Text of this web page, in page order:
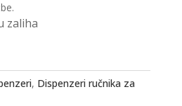
zaliha
, Dispenzeri ručnika za